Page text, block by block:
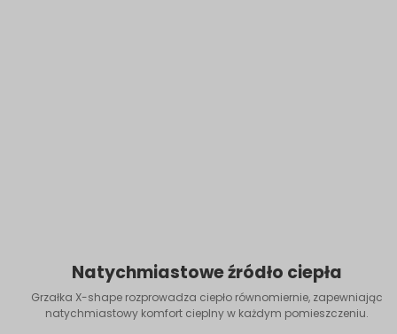
Natychmiastowe źródło ciepła
Grzałka X-shape rozprowadza ciepło równomiernie, zapewniając
natychmiastowy komfort cieplny w każdym pomieszczeniu.